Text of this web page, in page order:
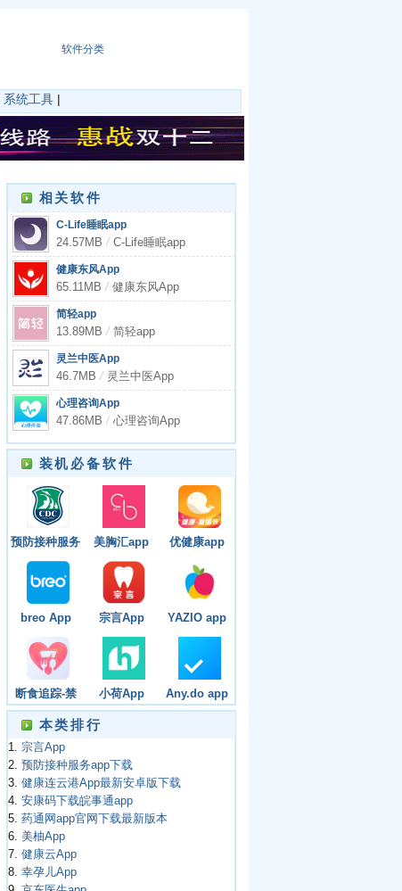
软件分类
系统工具|
相关软件
C-Life睡眠app
24.57MB /C-Life睡眠app
健康东风App
65.11MB /健康东风App
简轻app
13.89MB /简轻app
灵兰中医App
46.7MB /灵兰中医App
心理咨询App
47.86MB /心理咨询App
装机必备软件
预防接种服务
app下载
美胸汇app 优健康app
breo App 宗言App YAZIO app
断食追踪-禁
食(Fasting
Tracker)app
小荷App Any.do app
本类排行
1.
宗言App
2. 预防接种服务app下载
3. 健康连云港App最新安卓版下载
4. 安康码下载皖事通app
5. 药通网app官网下载最新版本
6. 美柚App
7. 健康云App
8. 幸孕儿App